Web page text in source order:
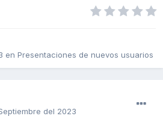
en Presentaciones de nuevos usuarios
del 2023